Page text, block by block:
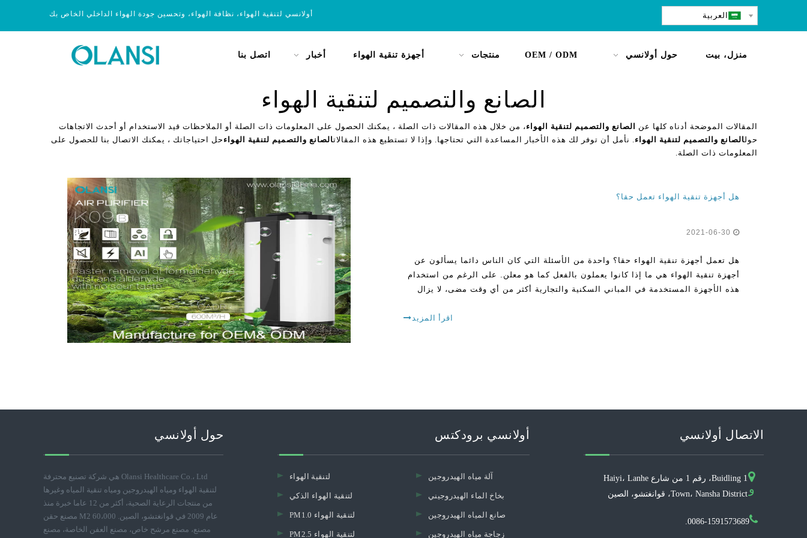
أولانسي لتنقية الهواء، نظافة الهواء، وتحسين جودة الهواء الداخلي الخاص بك العربية
منزل، بيت حول أولانسي OEM / ODM منتجات أجهزة تنقية الهواء أخبار اتصل بنا
الصانع والتصميم لتنقية الهواء
المقالات الموضحة أدناه كلها عن الصانع والتصميم لتنقية الهواء ، من خلال هذه المقالات ذات الصلة ، يمكنك الحصول على المعلومات ذات الصلة أو الملاحظات قيد الاستخدام أو أحدث الاتجاهات
حولالصانع والتصميم لتنقية الهواء. نأمل أن توفر لك هذه الأخبار المساعدة التي تحتاجها. وإذا لا تستطيع هذه المقالاتالصانع والتصميم لتنقية الهواء حل احتياجاتك ، يمكنك الاتصال بنا للحصول على
المعلومات ذات الصلة.
هل أجهزة تنقية الهواء تعمل حقا؟
هل تعمل أجهزة تنقية الهواء حقا؟ واحدة من الأسئلة التي كان الناس دائما يسألون عن
أجهزة تنقية الهواء هي ما إذا كانوا يعملون بالفعل كما هو معلن. على الرغم من استخدام
هذه الأجهزة المستخدمة في المباني السكنية والتجارية أكثر من أي وقت مضى، لا يزال
اقرأ المزيد
حول أولانسي
Olansi Healthcare Co.، Ltd هي شركة تصنيع محترفة
لتنقية الهواء ومياه الهيدروجين ومياه تنقية المياه وغيرها
من منتجات الرعاية الصحية، أكثر من 12 عاما خبرة منذ
عام 2009 في قوانغتشو، الصين. 60،000 M2 مصنع حقن
مصنع، مصنع مرشح خاص، مصنع العفن الخاصة، مصنع
أولانسي برودكتس
لتنقية الهواء
لتنقية الهواء الذكي
PM1.0 لتنقية الهواء
PM2.5 لتنقية الهواء
آلة مياه الهيدروجين
بخاخ الماء الهيدروجيني
صانع المياه الهيدروجين
زجاجة مياه الهيدروجين
الاتصال أولانسي
و
Buidling 1، رقم 1 من شارع Haiyi، Lanhe
Town، Nansha District، قوانغتشو، الصين
0086-1591573689.